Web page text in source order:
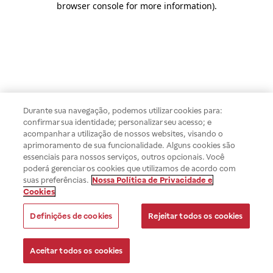
browser console for more information).
Durante sua navegação, podemos utilizar cookies para:
confirmar sua identidade; personalizar seu acesso; e
acompanhar a utilização de nossos websites, visando o
aprimoramento de sua funcionalidade. Alguns cookies são
essenciais para nossos serviços, outros opcionais. Você
poderá gerenciar os cookies que utilizamos de acordo com
suas preferências. Nossa Política de Privacidade e
Cookies
Definições de cookies Rejeitar todos os cookies
Aceitar todos os cookies